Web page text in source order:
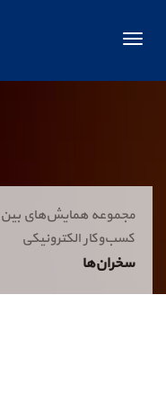
Menu
کسب‌وکار الکترونیکی
سخران‌ها